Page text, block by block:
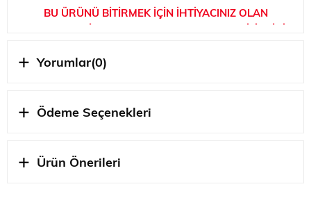
BU ÜRÜNÜ BİTİRMEK İÇİN İHTİYACINIZ OLAN
Yorumlar(0)
Ödeme Seçenekleri
Ürün Önerileri